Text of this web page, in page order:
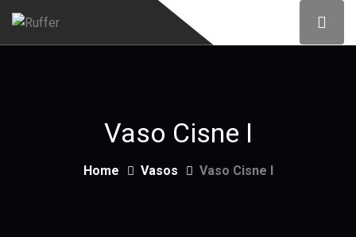
Vaso Cisne I
Home Vasos Vaso Cisne I